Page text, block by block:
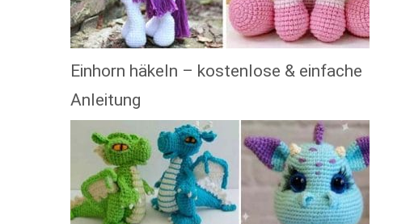
Einhorn häkeln – kostenlose & einfache
Anleitung